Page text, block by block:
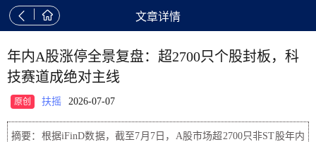
  文章详情
年内A股涨停全景复盘：超2700只个股封板，科
技赛道成绝对主线
原创 扶摇 2026-07-07
摘要：根据iFinD数据，截至7月7日，A股市场超2700只非ST股年内